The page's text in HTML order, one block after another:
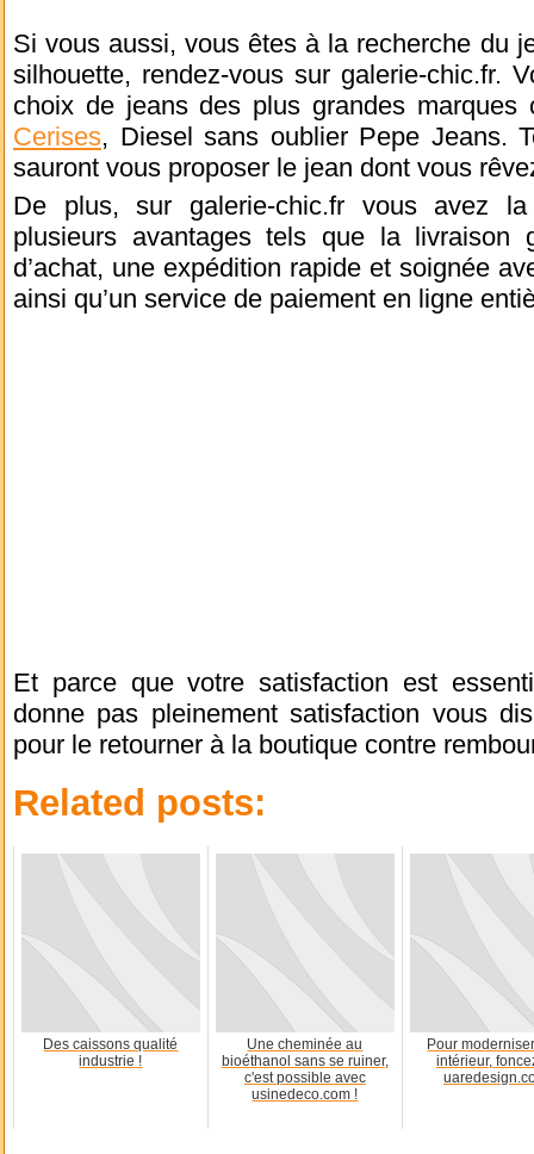
Si vous aussi, vous êtes à la recherche du
silhouette, rendez-vous sur galerie-chic.fr.
choix de jeans des plus grandes marques
Cerises, Diesel sans oublier Pepe Jeans.
sauront vous proposer le jean dont vous
De plus, sur galerie-chic.fr vous avez
plusieurs avantages tels que la
d’achat, une expédition rapide et soignée
ainsi qu’un service de paiement en ligne
Et parce que votre satisfaction est
donne pas pleinement satisfaction vous
pour le retourner à la boutique contre
Related posts:
Des caissons qualité
industrie !
Une cheminée au
bioéthanol sans se ruiner,
c'est possible avec
usinedeco.com !
Pour
intérieur,